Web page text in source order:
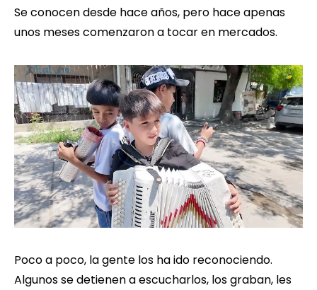
Se conocen desde hace años, pero hace apenas
unos meses comenzaron a tocar en mercados.
Poco a poco, la gente los ha ido reconociendo.
Algunos se detienen a escucharlos, los graban, les